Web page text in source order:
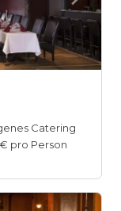
Catering
pro Person